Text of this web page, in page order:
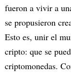
fueron a vivir a
se propusieron
Esto es, unir el
cripto: que se
criptomonedas.